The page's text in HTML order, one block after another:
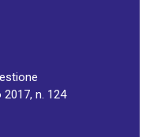
n. 124